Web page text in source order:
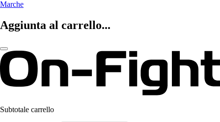
Marche
Aggiunta al carrello...
Subtotale carrello